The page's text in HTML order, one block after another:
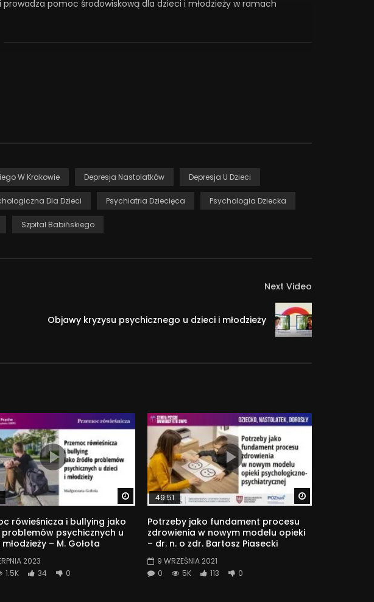
pomoc środowiskową dla dzieci i młodzieży w ramach
W Krakowie Depresja Nastolatków Depresja U Dzieci
Dla Dzieci Psychiatria Dziecięca Psychologia Dziecka
Szpital Babińskiego
Next Video
Objawy kryzysu psychicznego u dzieci i młodzieży
Watch Later
rówieśnicza i bullying jako
problemów psychicznych u
– M. Gołota
2023
1.5K 34 0
49:51
Potrzeby jako fundament procesu
zdrowienia w nowym modelu opieki
– dr. n. o zdr. Bartosz Piasecki
9 WRZEŚNIA 2021
0
5K 113 0